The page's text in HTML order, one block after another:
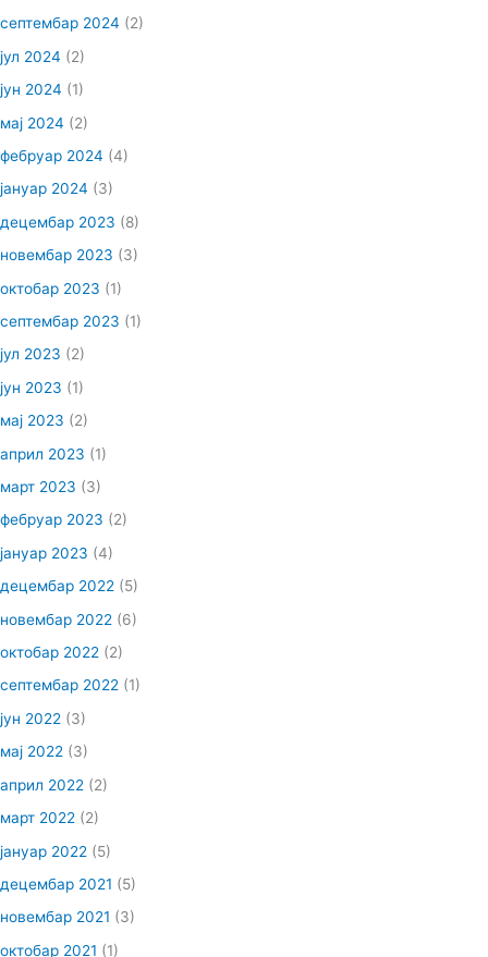
септембар 2024 (2)
јул 2024 (2)
јун 2024 (1)
мај 2024 (2)
фебруар 2024 (4)
јануар 2024 (3)
децембар 2023 (8)
новембар 2023 (3)
октобар 2023 (1)
септембар 2023 (1)
јул 2023 (2)
јун 2023 (1)
мај 2023 (2)
април 2023 (1)
март 2023 (3)
фебруар 2023 (2)
јануар 2023 (4)
децембар 2022 (5)
новембар 2022 (6)
октобар 2022 (2)
септембар 2022 (1)
јун 2022 (3)
мај 2022 (3)
април 2022 (2)
март 2022 (2)
јануар 2022 (5)
децембар 2021 (5)
новембар 2021 (3)
октобар 2021 (1)